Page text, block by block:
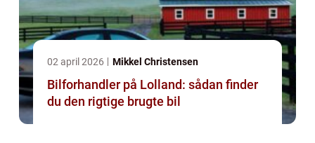
02 april 2026 Mikkel Christensen
Bilforhandler på Lolland: sådan finder
du den rigtige brugte bil